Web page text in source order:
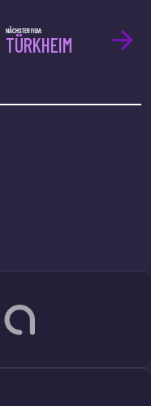
NÄCHSTER FILM:
TÜRKHEIM